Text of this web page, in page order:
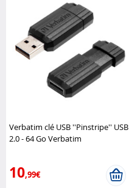
Verbatim clé USB ''Pinstripe'' USB
2.0 - 64 Go Verbatim
10,99€